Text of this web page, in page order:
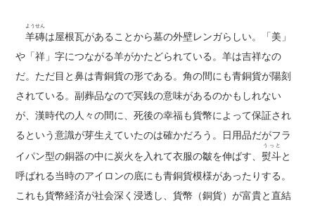
羊磚
ようせん
は屋根瓦があることから墓の外壁レンガらしい。「美」
や「祥」字につながる羊がかたどられている。羊は吉祥なの
だ。ただ目と鼻は青銅貨の形である。角の間にも青銅貨が陽刻
されている。副葬品なので冥銭の意味があるのかもしれない
が、漢時代の人々の間に、死後の幸福も貨幣によって保証され
るという意識が芽生えていたのは確かだろう。日用品だがフラ
イパン型の銅器の中に炭火を入れて衣服の皺を伸ばす、熨斗
うっと
と
呼ばれる当時のアイロンの底にも青銅貨模様があったりする。
これも貨幣経済が社会深く浸透し、貨幣（銅貨）が富貴と直結